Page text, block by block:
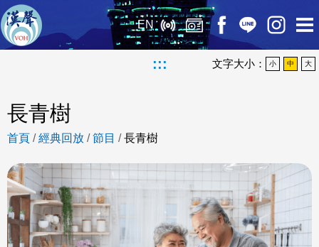
EN
::: 文字大小： 小 中 大
長青樹
首頁 /經典回放 /節目 /長青樹